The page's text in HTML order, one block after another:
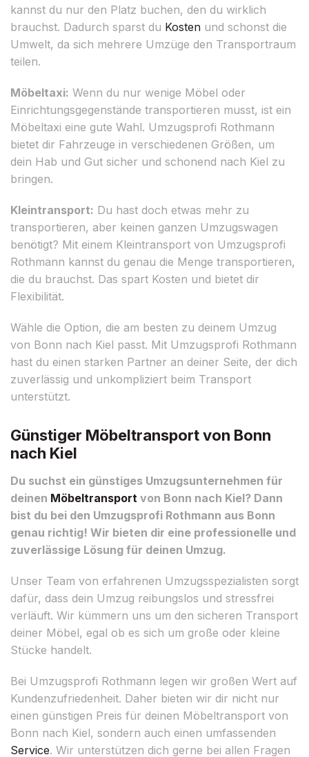
kannst du nur den Platz buchen, den du wirklich
brauchst. Dadurch sparst du Kosten und schonst die
Umwelt, da sich mehrere Umzüge den Transportraum
teilen.
Möbeltaxi: Wenn du nur wenige Möbel oder
Einrichtungsgegenstände transportieren musst, ist ein
Möbeltaxi eine gute Wahl. Umzugsprofi Rothmann
bietet dir Fahrzeuge in verschiedenen Größen, um
dein Hab und Gut sicher und schonend nach Kiel zu
bringen.
Kleintransport: Du hast doch etwas mehr zu
transportieren, aber keinen ganzen Umzugswagen
benötigt? Mit einem Kleintransport von Umzugsprofi
Rothmann kannst du genau die Menge transportieren,
die du brauchst. Das spart Kosten und bietet dir
Flexibilität.
Wähle die Option, die am besten zu deinem Umzug
von Bonn nach Kiel passt. Mit Umzugsprofi Rothmann
hast du einen starken Partner an deiner Seite, der dich
zuverlässig und unkompliziert beim Transport
unterstützt.
Günstiger Möbeltransport von Bonn
nach Kiel
Du suchst ein günstiges Umzugsunternehmen für
deinen Möbeltransport von Bonn nach Kiel? Dann
bist du bei den Umzugsprofi Rothmann aus Bonn
genau richtig! Wir bieten dir eine professionelle und
zuverlässige Lösung für deinen Umzug.
Unser Team von erfahrenen Umzugsspezialisten sorgt
dafür, dass dein Umzug reibungslos und stressfrei
verläuft. Wir kümmern uns um den sicheren Transport
deiner Möbel, egal ob es sich um große oder kleine
Stücke handelt.
Bei Umzugsprofi Rothmann legen wir großen Wert auf
Kundenzufriedenheit. Daher bieten wir dir nicht nur
einen günstigen Preis für deinen Möbeltransport von
Bonn nach Kiel, sondern auch einen umfassenden
Service. Wir unterstützen dich gerne bei allen Fragen